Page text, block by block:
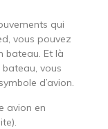
qui
vous pouvez
bateau. Et là
vous
d’avion.
avion en